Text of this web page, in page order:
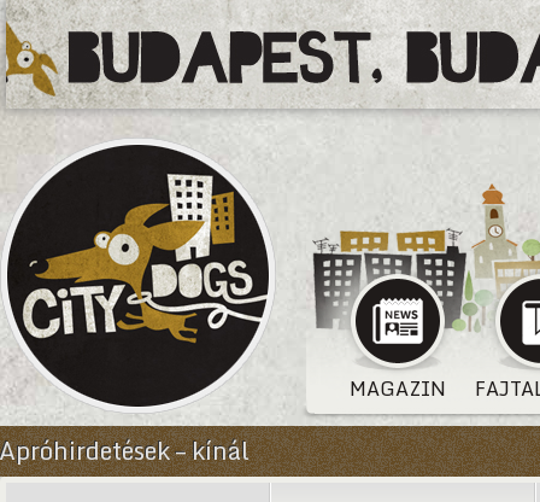
MAGAZIN
Apróhirdetések – kínál